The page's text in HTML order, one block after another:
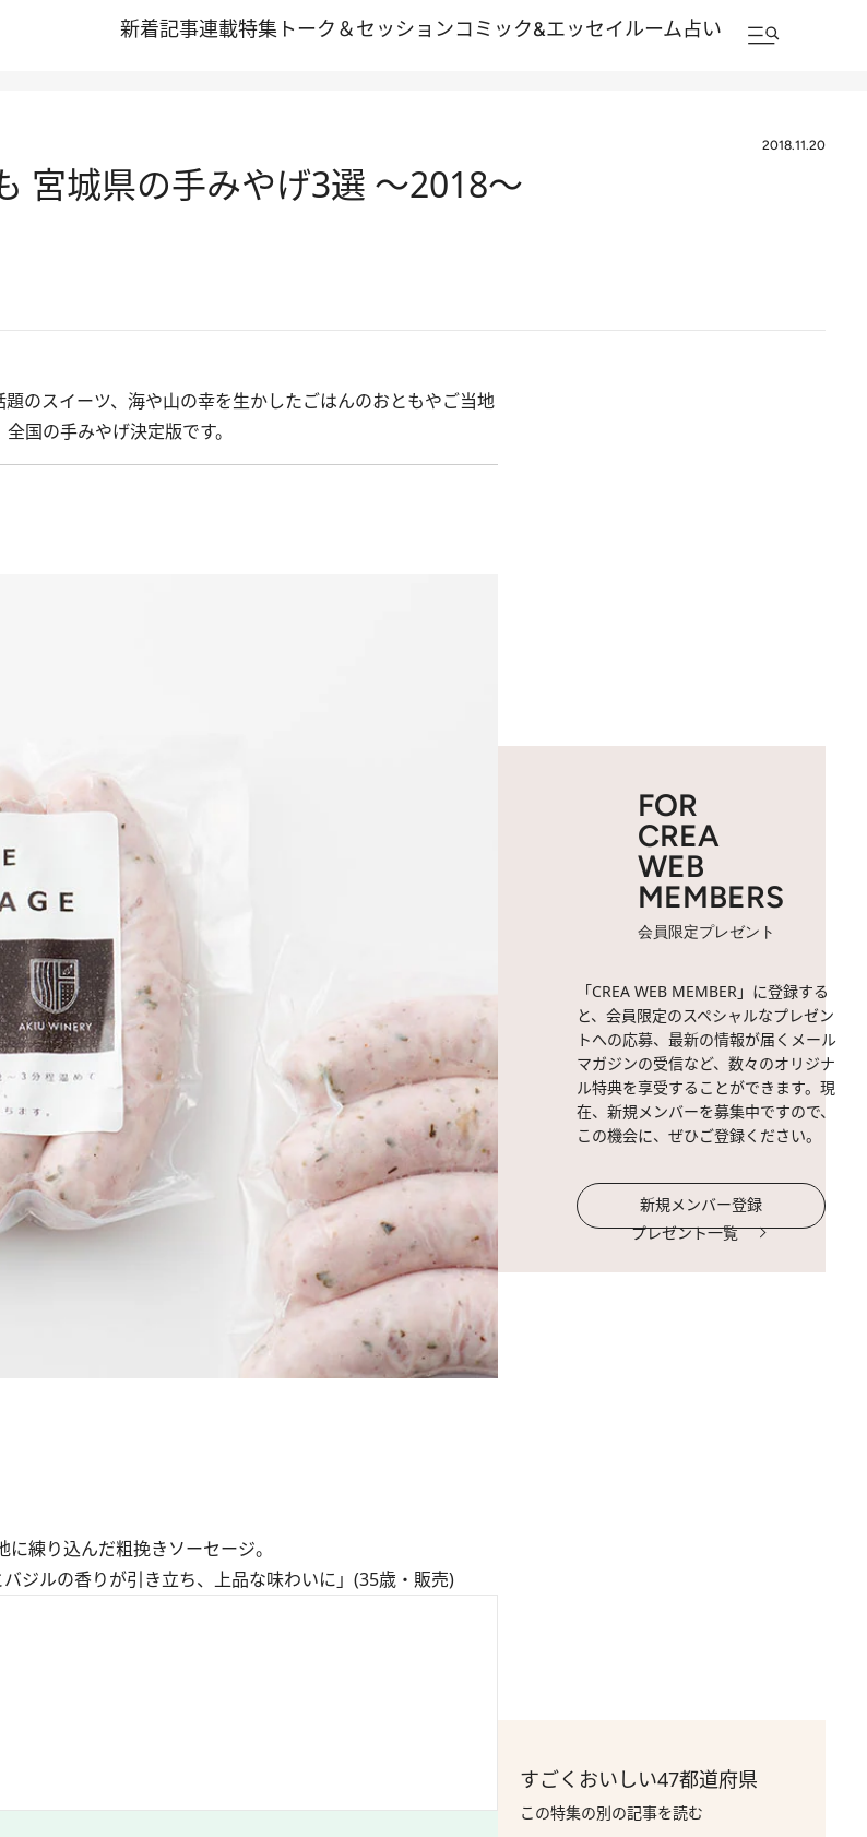
新着記事連載特集 トーク＆セッションコミック&エッセイルーム占い
2018.11.20
宮城県の手みやげ3選 ～2018～
スイーツ、海や山の幸を生かしたごはんのおともやご当地
国の手みやげ決定版です。
練り込んだ粗挽きソーセージ。
ジルの香りが引き立ち、上品な味わいに」(35歳・販売)
FOR
CREA
WEB
MEMBERS
会員限定プレゼント
「CREA WEB MEMBER」に登録する
と、会員限定のスペシャルなプレゼン
トへの応募、最新の情報が届くメール
マガジンの受信など、数々のオリジナ
ル特典を享受することができます。現
在、新規メンバーを募集中ですので、
この機会に、ぜひご登録ください。
新規メンバー登録
プレゼント一覧
すごくおいしい47都道府県
この特集の別の記事を読む